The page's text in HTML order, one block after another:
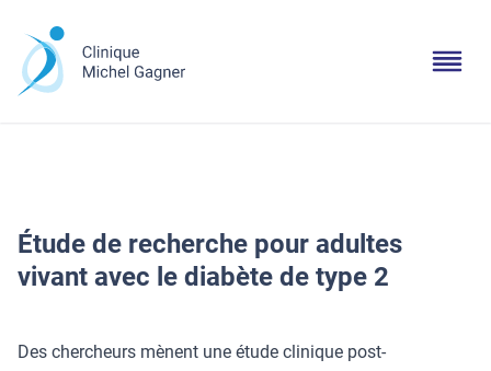
Étude de recherche pour adultes
vivant avec le diabète de type 2
Des chercheurs mènent une étude clinique post-